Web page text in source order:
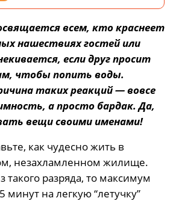
всем, кто краснеет
нашествиях гостей или
если друг просит
чтобы попить воды.
таких реакций — вовсе
а просто бардак. Да,
вещи своими именами!
как чудесно жить в
незахламленном жилище.
такого разряда, то максимум
минут на легкую “летучку”